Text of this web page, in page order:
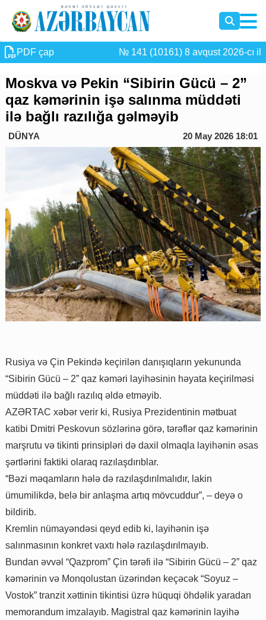
PDF çap № 141 (10161) 8 avqust 2026-cı il
Moskva və Pekin “Sibirin Gücü – 2”
qaz kəmərinin işə salınma müddəti
ilə bağlı razılığa gəlməyib
DÜNYA 20 May 2026 18:01
Rusiya və Çin Pekində keçirilən danışıqların yekununda
“Sibirin Gücü – 2” qaz kəməri layihəsinin həyata keçirilməsi
müddəti ilə bağlı razılıq əldə etməyib.
AZƏRTAC xəbər verir ki, Rusiya Prezidentinin mətbuat
katibi Dmitri Peskovun sözlərinə görə, tərəflər qaz kəmərinin
marşrutu və tikinti prinsipləri də daxil olmaqla layihənin əsas
şərtlərini faktiki olaraq razılaşdırıblar.
“Bəzi məqamların hələ də razılaşdırılmalıdır, lakin
ümumilikdə, belə bir anlaşma artıq mövcuddur”, – deyə o
bildirib.
Kremlin nümayəndəsi qeyd edib ki, layihənin işə
salınmasının konkret vaxtı hələ razılaşdırılmayıb.
Bundan əvvəl “Qazprom” Çin tərəfi ilə “Sibirin Gücü – 2” qaz
kəmərinin və Monqolustan üzərindən keçəcək “Soyuz –
Vostok” tranzit xəttinin tikintisi üzrə hüquqi öhdəlik yaradan
memorandum imzalayıb. Magistral qaz kəmərinin layihə